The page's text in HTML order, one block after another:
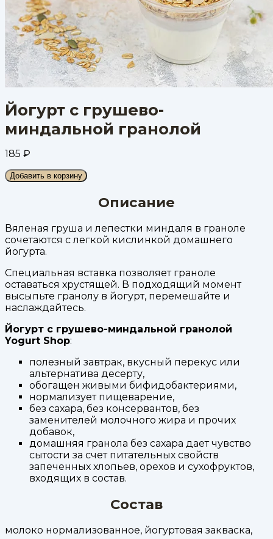
Йогурт с грушево-
миндальной гранолой
185 ₽
Добавить в корзину
Описание
Вяленая груша и лепестки миндаля в граноле
сочетаются с легкой кислинкой домашнего
йогурта.
Специальная вставка позволяет граноле
оставаться хрустящей. В подходящий момент
высыпьте гранолу в йогурт, перемешайте и
наслаждайтесь.
Йогурт с грушево-миндальной гранолой
Yogurt Shop:
полезный завтрак, вкусный перекус или
альтернатива десерту,
обогащен живыми бифидобактериями,
нормализует пищеварение,
без сахара, без консервантов, без
заменителей молочного жира и прочих
добавок,
домашняя гранола без сахара дает чувство
сытости за счет питательных свойств
запеченных хлопьев, орехов и сухофруктов,
входящих в состав.
Состав
молоко нормализованное, йогуртовая закваска,